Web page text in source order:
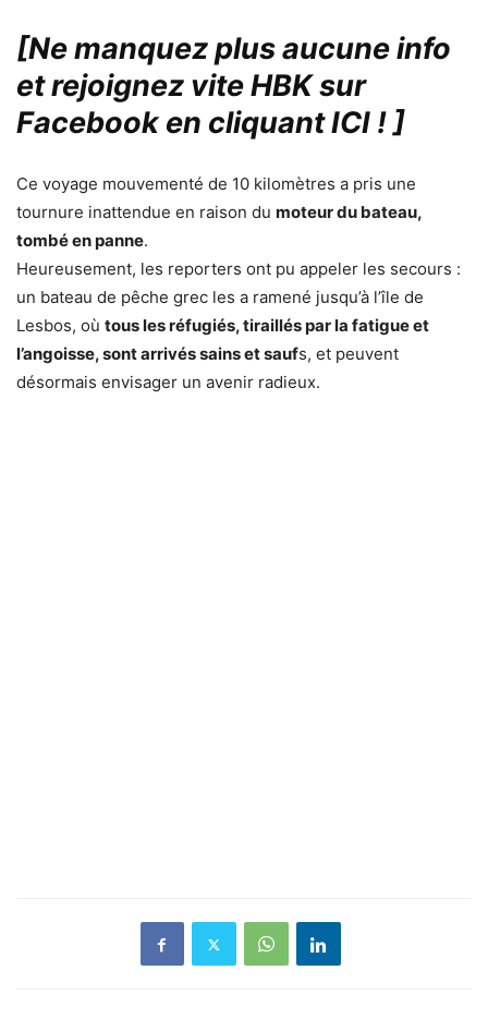
[Ne manquez plus aucune info
et rejoignez vite HBK sur
Facebook en cliquant ICI !]
Ce voyage mouvementé de 10 kilomètres a pris une
tournure inattendue en raison du moteur du bateau,
tombé en panne.
Heureusement, les reporters ont pu appeler les secours :
un bateau de pêche grec les a ramené jusqu’à l’île de
Lesbos, où tous les réfugiés, tiraillés par la fatigue et
l’angoisse, sont arrivés sains et saufs, et peuvent
désormais envisager un avenir radieux.